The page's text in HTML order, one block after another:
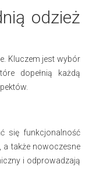
odzież
Kluczem jest wybór
dopełnią każdą
się funkcjonalność
a także nowoczesne
i odprowadzają